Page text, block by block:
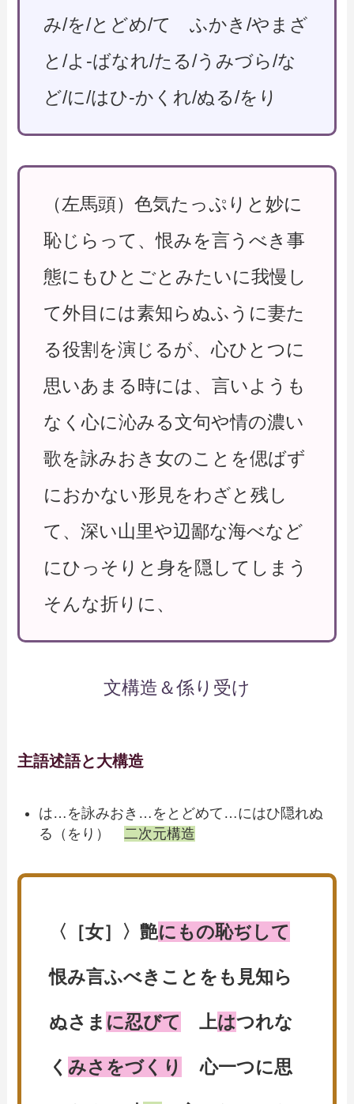
み/を/とどめ/て ふかき/やまざ
と/よ-ばなれ/たる/うみづら/な
ど/に/はひ-かくれ/ぬる/をり
（左馬頭）色気たっぷりと妙に
恥じらって、恨みを言うべき事
態にもひとごとみたいに我慢し
て外目には素知らぬふうに妻た
る役割を演じるが、心ひとつに
思いあまる時には、言いようも
なく心に沁みる文句や情の濃い
歌を詠みおき女のことを偲ばず
におかない形見をわざと残し
て、深い山里や辺鄙な海べなど
にひっそりと身を隠してしまう
そんな折りに、
文構造＆係り受け
主語述語と大構造
は…を詠みおき…をとどめて…にはひ隠れぬ
る（をり）二次元構造
〈［女］〉艶にもの恥ぢして
恨み言ふべきことをも見知ら
ぬさま に忍びて 上はつれな
く みさをづくり 心一つに思